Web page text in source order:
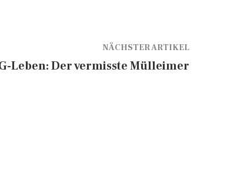
NÄCHSTER ARTIKEL
Leben: Der vermisste Mülleimer